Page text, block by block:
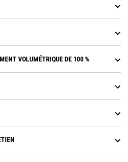
VOLUMÉTRIQUE DE 100 %